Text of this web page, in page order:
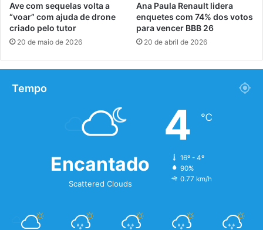
Ave com sequelas volta a
“voar” com ajuda de drone
criado pelo tutor
20 de maio de 2026
Ana Paula Renault lidera
enquetes com 74% dos votos
para vencer BBB 26
20 de abril de 2026
Tempo
Encantado
Scattered Clouds
4 ℃
16º - 4º
90%
0.77 km/h